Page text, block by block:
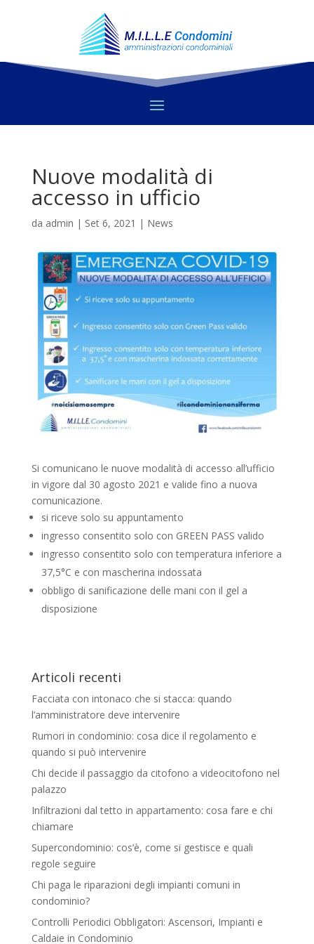
Nuove modalità di
accesso in ufficio
da admin | Set 6, 2021 | News
Si comunicano le nuove modalità di accesso all’ufficio
in vigore dal 30 agosto 2021 e valide fino a nuova
comunicazione.
si riceve solo su appuntamento
ingresso consentito solo con GREEN PASS valido
ingresso consentito solo con temperatura inferiore a
37,5°C e con mascherina indossata
obbligo di sanificazione delle mani con il gel a
disposizione
Articoli recenti
Facciata con intonaco che si stacca: quando
l’amministratore deve intervenire
Rumori in condominio: cosa dice il regolamento e
quando si può intervenire
Chi decide il passaggio da citofono a videocitofono nel
palazzo
Infiltrazioni dal tetto in appartamento: cosa fare e chi
chiamare
Supercondominio: cos’è, come si gestisce e quali
regole seguire
Chi paga le riparazioni degli impianti comuni in
condominio?
Controlli Periodici Obbligatori: Ascensori, Impianti e
Caldaie in Condominio